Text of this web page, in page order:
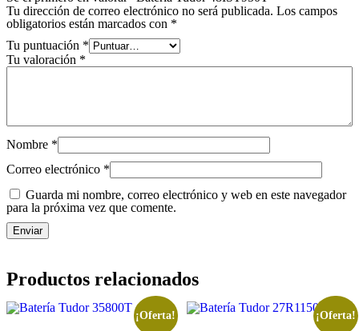
Tu dirección de correo electrónico no será publicada. Los campos
obligatorios están marcados con *
Tu puntuación *
Tu valoración *
Nombre *
Correo electrónico *
Guarda mi nombre, correo electrónico y web en este navegador
para la próxima vez que comente.
Productos relacionados
¡Oferta! ¡Oferta!